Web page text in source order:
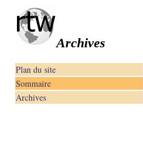
Archives
Plan du site
Sommaire
Archives